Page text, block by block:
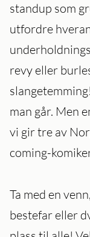
standup som
utfordre
revy eller
man går. Men
vi gir tre av
coming-
Ta med en
bestefar eller